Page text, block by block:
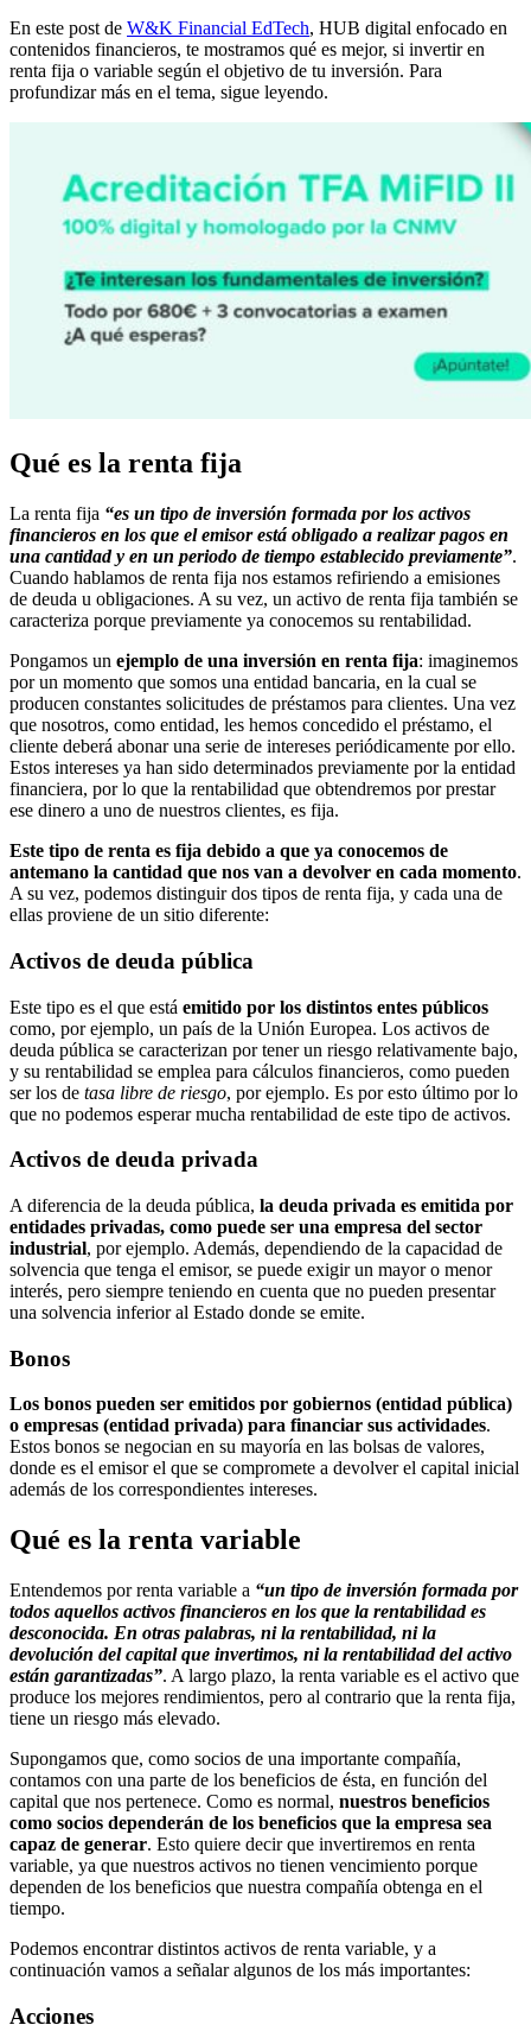
En este post de W&K Financial EdTech, HUB digital enfocado en
contenidos financieros, te mostramos qué es mejor, si invertir en
renta fija o variable según el objetivo de tu inversión. Para
profundizar más en el tema, sigue leyendo.
Qué es la renta fija
La renta fija “es un tipo de inversión formada por los activos
financieros en los que el emisor está obligado a realizar pagos en
una cantidad y en un periodo de tiempo establecido previamente”.
Cuando hablamos de renta fija nos estamos refiriendo a emisiones
de deuda u obligaciones. A su vez, un activo de renta fija también se
caracteriza porque previamente ya conocemos su rentabilidad.
Pongamos un ejemplo de una inversión en renta fija: imaginemos
por un momento que somos una entidad bancaria, en la cual se
producen constantes solicitudes de préstamos para clientes. Una vez
que nosotros, como entidad, les hemos concedido el préstamo, el
cliente deberá abonar una serie de intereses periódicamente por ello.
Estos intereses ya han sido determinados previamente por la entidad
financiera, por lo que la rentabilidad que obtendremos por prestar
ese dinero a uno de nuestros clientes, es fija.
Este tipo de renta es fija debido a que ya conocemos de
antemano la cantidad que nos van a devolver en cada momento.
A su vez, podemos distinguir dos tipos de renta fija, y cada una de
ellas proviene de un sitio diferente:
Activos de deuda pública
Este tipo es el que está emitido por los distintos entes públicos
como, por ejemplo, un país de la Unión Europea. Los activos de
deuda pública se caracterizan por tener un riesgo relativamente bajo,
y su rentabilidad se emplea para cálculos financieros, como pueden
ser los de tasa libre de riesgo, por ejemplo. Es por esto último por lo
que no podemos esperar mucha rentabilidad de este tipo de activos.
Activos de deuda privada
A diferencia de la deuda pública, la deuda privada es emitida por
entidades privadas, como puede ser una empresa del sector
industrial, por ejemplo. Además, dependiendo de la capacidad de
solvencia que tenga el emisor, se puede exigir un mayor o menor
interés, pero siempre teniendo en cuenta que no pueden presentar
una solvencia inferior al Estado donde se emite.
Bonos
Los bonos pueden ser emitidos por gobiernos (entidad pública)
o empresas (entidad privada) para financiar sus actividades.
Estos bonos se negocian en su mayoría en las bolsas de valores,
donde es el emisor el que se compromete a devolver el capital inicial
además de los correspondientes intereses.
Qué es la renta variable
Entendemos por renta variable a “un tipo de inversión formada por
todos aquellos activos financieros en los que la rentabilidad es
desconocida. En otras palabras, ni la rentabilidad, ni la
devolución del capital que invertimos, ni la rentabilidad del activo
están garantizadas”. A largo plazo, la renta variable es el activo que
produce los mejores rendimientos, pero al contrario que la renta fija,
tiene un riesgo más elevado.
Supongamos que, como socios de una importante compañía,
contamos con una parte de los beneficios de ésta, en función del
capital que nos pertenece. Como es normal, nuestros beneficios
como socios dependerán de los beneficios que la empresa sea
capaz de generar. Esto quiere decir que invertiremos en renta
variable, ya que nuestros activos no tienen vencimiento porque
dependen de los beneficios que nuestra compañía obtenga en el
tiempo.
Podemos encontrar distintos activos de renta variable, y a
continuación vamos a señalar algunos de los más importantes:
Acciones